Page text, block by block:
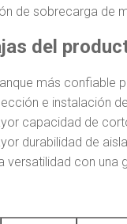
de sobrecarga de
del
más confiable
e instalación
capacidad de
durabilidad de
versatilidad con una